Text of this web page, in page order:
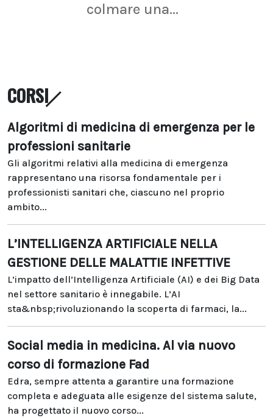
colmare una...
CORSI
Algoritmi di medicina di emergenza per le
professioni sanitarie
Gli algoritmi relativi alla medicina di emergenza
rappresentano una risorsa fondamentale per i
professionisti sanitari che, ciascuno nel proprio
ambito...
L’INTELLIGENZA ARTIFICIALE NELLA
GESTIONE DELLE MALATTIE INFETTIVE
L’impatto dell’Intelligenza Artificiale (AI) e dei Big Data
nel settore sanitario è innegabile. L’AI
sta&nbsp;rivoluzionando la scoperta di farmaci, la...
Social media in medicina. Al via nuovo
corso di formazione Fad
Edra, sempre attenta a garantire una formazione
completa e adeguata alle esigenze del sistema salute,
ha progettato il nuovo corso...